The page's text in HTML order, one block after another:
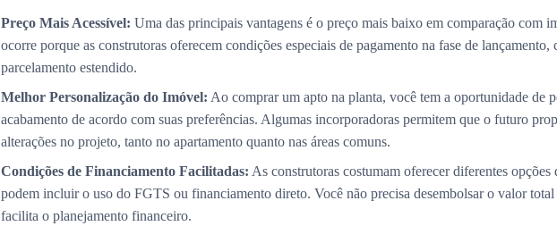
Preço Mais Acessível: Uma das principais vantagens é o preço mais baixo em comparação com
ocorre porque as construtoras oferecem condições especiais de pagamento na fase de lançamento,
parcelamento estendido.
Melhor Personalização do Imóvel: Ao comprar um apto na planta, você tem a oportunidade de
acabamento de acordo com suas preferências. Algumas incorporadoras permitem que o futuro
alterações no projeto, tanto no apartamento quanto nas áreas comuns.
Condições de Financiamento Facilitadas: As construtoras costumam oferecer diferentes
podem incluir o uso do FGTS ou financiamento direto. Você não precisa desembolsar o valor
facilita o planejamento financeiro.